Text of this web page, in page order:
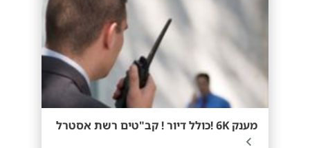
מענק 6K !כולל דיור ! קב"טים רשת אסטרל